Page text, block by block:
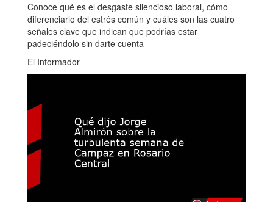
Conoce qué es el desgaste silencioso laboral, cómo
diferenciarlo del estrés común y cuáles son las cuatro
señales clave que indican que podrías estar
padeciéndolo sin darte cuenta
El Informador